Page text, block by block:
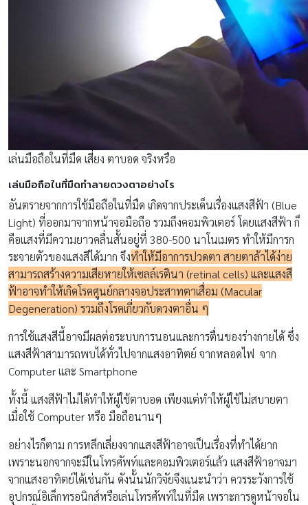
เล่นมือถือในที่มืด เสี่ยง ตาบอด จริงหรือ
เล่นมือถือในที่มืดทำลายดวงตาอย่างไร
อันตรายจากการใช้มือถือในที่มืด เกิดจากประเด็นเรื่องแสงสีฟ้า (Blue
Light) ที่ออกมาจากหน้าจอมือถือ รวมถึงคอมพิวเตอร์ โดยแสงสีฟ้า ก็
คือแสงที่มีความยาวคลื่นสั้นอยู่ที่ 380-500 นาโนเมตร ทำให้มีการก
ระจายตัวของแสงสีได้มาก จึงทำให้มีอาการปวดตา สายตาล้าได้ง่าย
สามารถสร้างความเสียหายให้เซลล์เรตินา (retinal cells) และแสงสี
ฟ้าอาจทำให้เกิดโรคศูนย์กลางจอประสาทตาเสื่อม (Macular
Degeneration) รวมถึงโรคเกี่ยวกับดวงตาอื่น ๆ
การใช้แสงสีนี้อาจมีผลต่อระบบการนอนและการตื่นของร่างกายได้ ซึ่ง
แสงสีฟ้าสามารถพบได้ทั่วไปจากแสงอาทิตย์ จากหลอดไฟ จาก
Computer และ Smartphone
ทั้งนี้ แสงสีฟ้าไม่ได้ทำให้ผู้ใช้ตาบอด เพียงแต่ทำให้ผู้ใช้ไม่สบายตา
เมื่อใช้ Computer หรือ มือถือนานๆ
อย่างไรก็ตาม การหลีกเลี่ยงจากแสงสีฟ้าอาจเป็นเรื่องที่ทำได้ยาก
เพราะนอกจากจะมีในโทรศัพท์และคอมพิวเตอร์แล้ว แสงสีฟ้าอาจมา
จากแสงอาทิตย์ได้เช่นกัน ดังนั้นนักวิจัยจึงแนะนำว่า ควรระวังการใช้
อุปกรณ์อิเล็กทรอนิกส์หรือเล่นโทรศัพท์ในที่มืด เพราะการดูหน้าจอใน